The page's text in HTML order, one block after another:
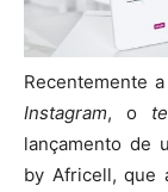
Recentemente
Instagram, o
lançamento de
by Africell, que